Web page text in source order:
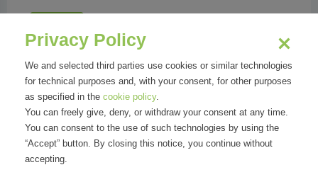
Organizations
Privacy Policy
We and selected third parties use cookies or similar technologies
for technical purposes and, with your consent, for other purposes
as specified in the cookie policy.
You can freely give, deny, or withdraw your consent at any time.
You can consent to the use of such technologies by using the
“Accept” button. By closing this notice, you continue without
accepting.